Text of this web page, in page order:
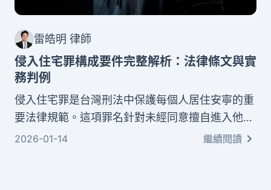
雷皓明 律師
侵入住宅罪構成要件完整解析：法律條文與實
務判例
侵入住宅罪是台灣刑法中保護每個人居住安寧的重
要法律規範。這項罪名針對未經同意擅自進入他人
住宅、建築物或相關場所的行為。本文將為您提供
2026-01-14 繼續閱讀